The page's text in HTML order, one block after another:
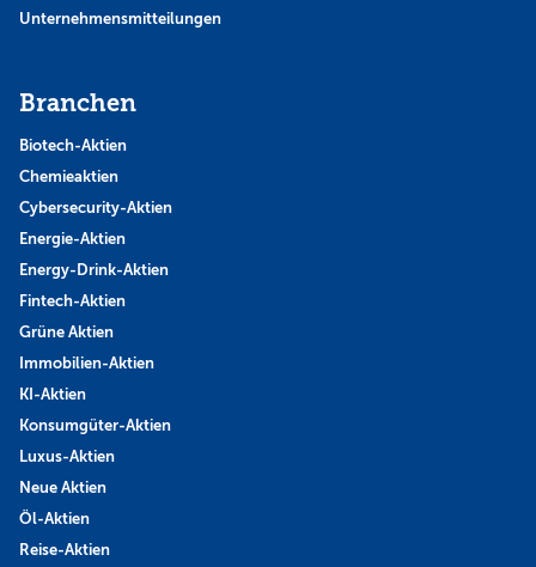
Unternehmensmitteilungen
Branchen
Biotech-Aktien
Chemieaktien
Cybersecurity-Aktien
Energie-Aktien
Energy-Drink-Aktien
Fintech-Aktien
Grüne Aktien
Immobilien-Aktien
KI-Aktien
Konsumgüter-Aktien
Luxus-Aktien
Neue Aktien
Öl-Aktien
Reise-Aktien